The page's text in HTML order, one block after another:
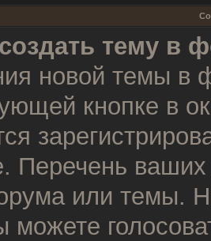
тему в
новой темы в
кнопке в
Перечень ваших
или темы.